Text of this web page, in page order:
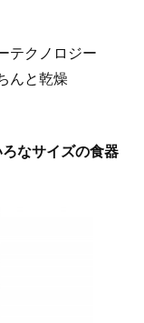
テクノロジー
んと乾燥
なサイズの食器